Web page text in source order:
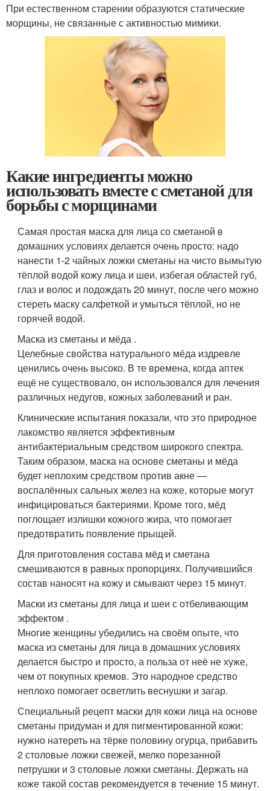
При естественном старении образуются статические
морщины, не связанные с активностью мимики.
Какие ингредиенты можно
использовать вместе с сметаной для
борьбы с морщинами
Самая простая маска для лица со сметаной в
домашних условиях делается очень просто: надо
нанести 1-2 чайных ложки сметаны на чисто вымытую
тёплой водой кожу лица и шеи, избегая областей губ,
глаз и волос и подождать 20 минут, после чего можно
стереть маску салфеткой и умыться тёплой, но не
горячей водой.
Маска из сметаны и мёда .
Целебные свойства натурального мёда издревле
ценились очень высоко. В те времена, когда аптек
ещё не существовало, он использовался для лечения
различных недугов, кожных заболеваний и ран.
Клинические испытания показали, что это природное
лакомство является эффективным
антибактериальным средством широкого спектра.
Таким образом, маска на основе сметаны и мёда
будет неплохим средством против акне —
воспалённых сальных желез на коже, которые могут
инфицироваться бактериями. Кроме того, мёд
поглощает излишки кожного жира, что помогает
предотвратить появление прыщей.
Для приготовления состава мёд и сметана
смешиваются в равных пропорциях. Получившийся
состав наносят на кожу и смывают через 15 минут.
Маски из сметаны для лица и шеи с отбеливающим
эффектом .
Многие женщины убедились на своём опыте, что
маска из сметаны для лица в домашних условиях
делается быстро и просто, а польза от неё не хуже,
чем от покупных кремов. Это народное средство
неплохо помогает осветлить веснушки и загар.
Специальный рецепт маски для кожи лица на основе
сметаны придуман и для пигментированной кожи:
нужно натереть на тёрке половину огурца, прибавить
2 столовые ложки свежей, мелко порезанной
петрушки и 3 столовые ложки сметаны. Держать на
коже такой состав рекомендуется в течение 15 минут.